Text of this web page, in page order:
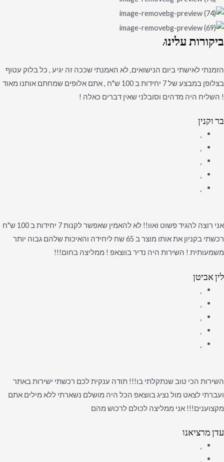
ביקורותעלינו:
הזמנתי לאישתי ביום הנישואים, לא האמנתי שככה זה יגיע , כל בלוק עטוף
בצלופן במבצע של 7 יחידות ב 100 ש"ח , אתם אלופים שמחתם אותנו מאוד
! השליח היה מדהים וסובלני שאין דברים כאלה !
בר וקנין
אני רוצה להגיד פשוט ואוו!! לא להאמין שאפשר לקנות 7 יחידות ב 100 ש"ח
רכשתי בקניון את אותו מוצר ב 65 שח ליחידה והאיכות שלהם גבוה יותר
משמעותית ! השירות היה נדיר בווצאפ ! ממליצה בחום!!!
לין אביטן
השירות הכי טוב שנתקלתי בו!!! תודה ענקית לכם רכשתי ישירות באתר
ועברתי לצאט מול נציג בווצאפ הכל היה מושלם נשארתי ללא מילים אתם
מקצוענים!!! אני ממליצה לכולם לרכוש מהם
עדן מרציאנו